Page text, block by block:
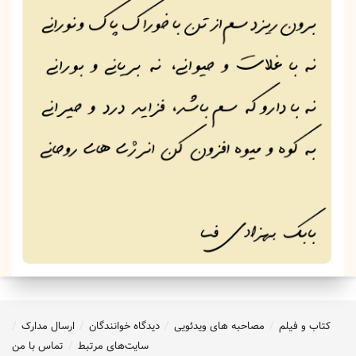
کتاب و فیلم مصاحبه های ویدئویی دیدگاه خوانندگان
ارسال مدارک
سایت‌های مرتبط
تماس با من